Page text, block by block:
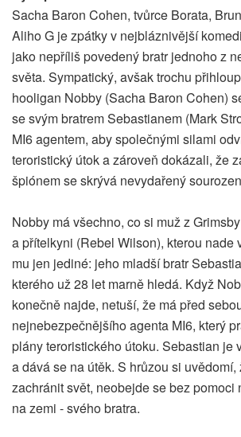
Sacha Baron Cohen, tvůrce Borata,
Aliho G je zpátky v nejbláznivější
jako nepříliš povedený bratr jednoho z
světa. Sympatický, avšak trochu
hooligan Nobby (Sacha Baron Cohen)
se svým bratrem Sebastianem (Mark
MI6 agentem, aby společnými silami
teroristický útok a zároveň dokázali, že
špiónem se skrývá nevydařený
Nobby má všechno, co si muž z
a přítelkyni (Rebel Wilson), kterou nade
mu jen jediné: jeho mladší bratr
kterého už 28 let marně hledá. Když
konečně najde, netuší, že má před
nejnebezpečnějšího agenta MI6, který
plány teroristického útoku. Sebastian je
a dává se na útěk. S hrůzou si uvědomí,
zachránit svět, neobejde se bez pomoci
na zemi - svého bratra.